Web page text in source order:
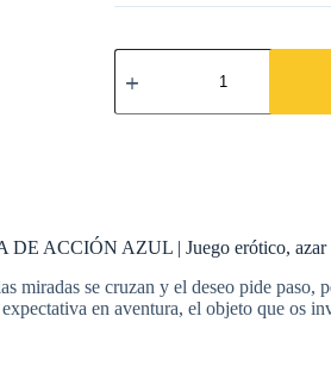
DIABLO
PICANTE
DADO
ACCIÓN AZUL | Juego erótico, azar
miradas se cruzan y el deseo pide
en aventura, el objeto que